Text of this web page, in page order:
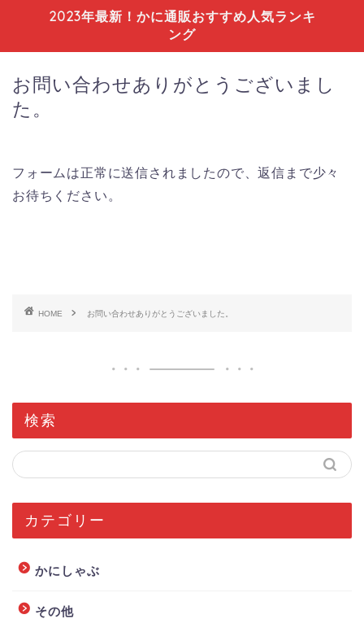
2023年最新！かに通販おすすめ人気ランキ
ング
お問い合わせありがとうございまし
た。
フォームは正常に送信されましたので、返信まで少々
お待ちください。
HOME お問い合わせありがとうございました。
検索
カテゴリー
かにしゃぶ
その他